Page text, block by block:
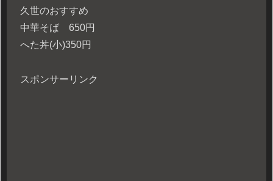
久世のおすすめ
中華そば 650円
へた丼(小)350円
スポンサーリンク